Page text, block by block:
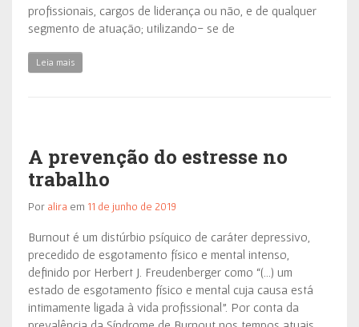
profissionais, cargos de liderança ou não, e de qualquer
segmento de atuação; utilizando- se de
Leia mais
A prevenção do estresse no
trabalho
Por alira em 11 de junho de 2019
Burnout é um distúrbio psíquico de caráter depressivo,
precedido de esgotamento físico e mental intenso,
definido por Herbert J. Freudenberger como “(…) um
estado de esgotamento físico e mental cuja causa está
intimamente ligada à vida profissional”. Por conta da